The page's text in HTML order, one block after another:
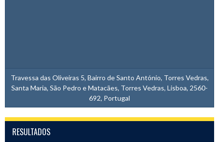
Travessa das Oliveiras 5, Bairro de Santo António, Torres Vedras,
Santa Maria, São Pedro e Matacães, Torres Vedras, Lisboa, 2560-
692, Portugal
RESULTADOS